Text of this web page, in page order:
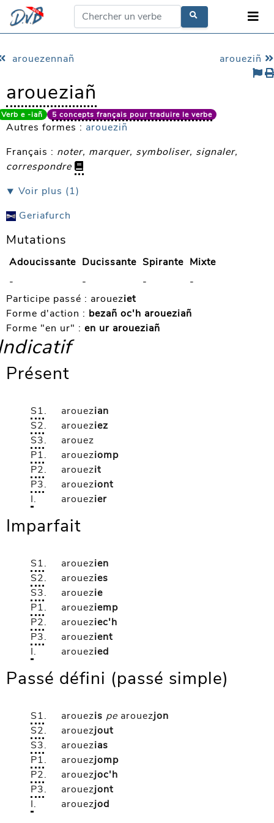
arouezennañ aroueziñ
aroueziañ
Verb e -iañ 5 concepts français pour traduire le verbe
Autres formes : aroueziñ
Français : noter, marquer, symboliser, signaler,
correspondre
⯆ Voir plus (1)
Geriafurch
Mutations
Adoucissante Ducissante Spirante Mixte
-
- -
-
Participe passé : aroueziet
Forme d'action : bezañ oc'h aroueziañ
Forme "en ur" : en ur aroueziañ
Présent
S1. arouezian
S2. aroueziez
S3.
arouez
P1. aroueziomp
P2. arouezit
P3. aroueziont
I. arouezier
Imparfait
S1. arouezien
S2. arouezies
S3. arouezie
P1. aroueziemp
P2. aroueziec'h
P3. arouezient
I. arouezied
Passé défini (passé simple)
S1. arouezis pe arouezjon
S2. arouezjout
S3. arouezias
P1. arouezjomp
P2. arouezjoc'h
P3. arouezjont
I. arouezjod